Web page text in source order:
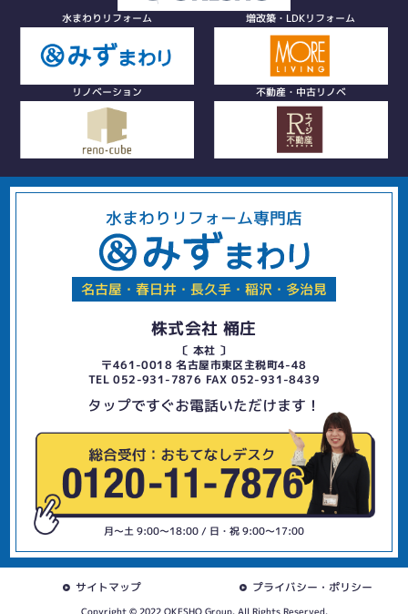
水まわりリフォーム 増改築・LDKリフォーム
リノベーション 不動産・中古リノベ
水まわりリフォーム専門店
名古屋・春日井・長久手・稲沢・多治見
株式会社 桶庄
〔 本社 〕
〒461-0018 名古屋市東区主税町4-48
TEL 052-931-7876 FAX 052-931-8439
タップですぐお電話いただけます！
月〜土 9:00〜18:00 / 日・祝 9:00〜17:00
サイトマップ プライバシー・ポリシー
Copyright © 2022 OKESHO Group. All Rights Reserved.